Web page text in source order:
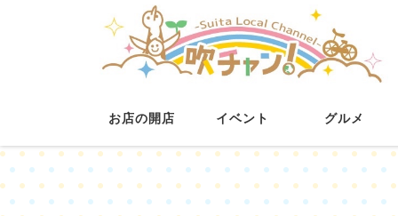
お店の開店 イベント グルメ